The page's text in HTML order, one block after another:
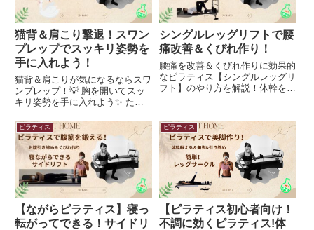
猫背＆肩こり撃退！スワン
プレップでスッキリ姿勢を
手に入れよう！
猫背＆肩こりが気になるならスワ
ンプレップ！💡 胸を開いてスッ
キリ姿勢を手に入れよう✨ たっ
に！正しいやり方やポイントを解
説。今すぐ試してみよう！
シングルレッグリフトで腰
痛改善＆くびれ作り！
腰痛を改善＆くびれ作りに効果的
なピラティス【シングルレッグリ
フト】のやり方を解説！体幹を鍛
も◎ 初心者でも簡単にできるエ
クササイズを紹介！
ピラティス
【ながらピラティス】寝っ
転がってできる！サイドリ
ピラティス
【ピラティス初心者向け！
不調に効くピラティス!体